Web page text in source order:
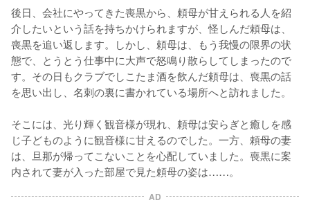
後日、会社にやってきた喪黒から、頼母が甘えられる人を紹
介したいという話を持ちかけられますが、怪しんだ頼母は、
喪黒を追い返します。しかし、頼母は、もう我慢の限界の状
態で、とうとう仕事中に大声で怒鳴り散らしてしまったので
す。その日もクラブでしこたま酒を飲んだ頼母は、喪黒の話
を思い出し、名刺の裏に書かれている場所へと訪れました。
そこには、光り輝く観音様が現れ、頼母は安らぎと癒しを感
じ子どものように観音様に甘えるのでした。一方、頼母の妻
は、旦那が帰ってこないことを心配していました。喪黒に案
内されて妻が入った部屋で見た頼母の姿は……。
AD